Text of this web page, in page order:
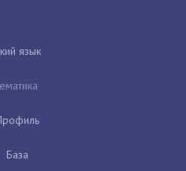
язык
База